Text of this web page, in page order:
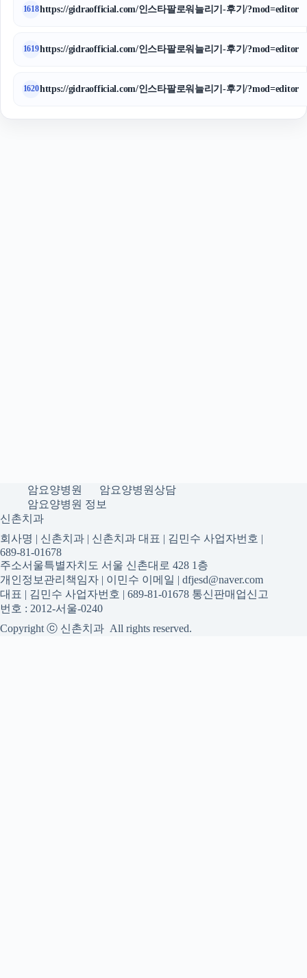
1618https://gidraofficial.com/인스타팔로워늘리기-후기/?mod=editor
1619https://gidraofficial.com/인스타팔로워늘리기-후기/?mod=editor
1620https://gidraofficial.com/인스타팔로워늘리기-후기/?mod=editor
암요양병원
암요양병원상담
암요양병원 정보
신촌치과
회사명 | 신촌치과 | 신촌치과 대표 | 김민수 사업자번호 |
689-81-01678
주소서울특별자치도 서울 신촌대로 428 1층
개인정보관리책임자 | 이민수 이메일 | dfjesd@naver.com
대표 | 김민수 사업자번호 | 689-81-01678 통신판매업신고
번호 : 2012-서울-0240
Copyright ⓒ 신촌치과 All rights reserved.